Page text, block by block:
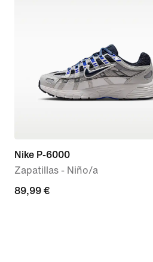
Nike P-6000
Zapatillas - Niño/a
89,99 €
89,99 €